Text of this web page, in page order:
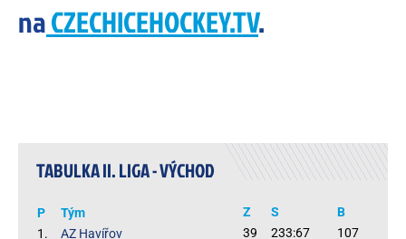
naCZECHICEHOCKEY.TV.
TABULKA II. LIGA - VÝCHOD
P Tým Z S
B
1.
AZ Havířov 39 233:67
107